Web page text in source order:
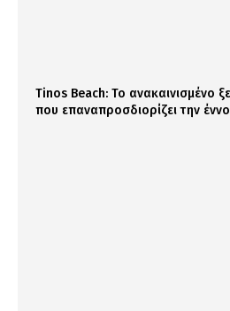
Tinos Beach: Το ανακαινισμένο
που επαναπροσδιορίζει την